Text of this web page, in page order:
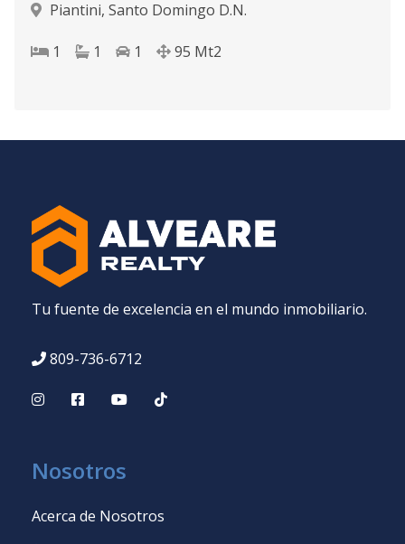
Piantini, Santo Domingo D.N.
1 1 1 95 Mt2
Tu fuente de excelencia en el mundo inmobiliario.
809-736-6712
Nosotros
Acerca de Nosotros